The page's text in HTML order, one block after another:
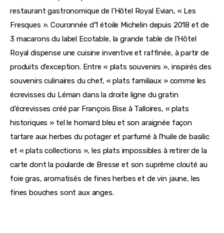
restaurant gastronomique de l’Hôtel Royal Evian, « Les
Fresques ». Couronnée d’1 étoile Michelin depuis 2018 et de
3 macarons du label Ecotable, la grande table de l’Hôtel
Royal dispense une cuisine inventive et raffinée, à partir de
produits d’exception. Entre « plats souvenirs », inspirés des
souvenirs culinaires du chef, « plats familiaux » comme les
écrevisses du Léman dans la droite ligne du gratin
d’écrevisses créé par François Bise à Talloires, « plats
historiques » tel le homard bleu et son araignée façon
tartare aux herbes du potager et parfumé à l’huile de basilic
et « plats collections », les plats impossibles à retirer de la
carte dont la poularde de Bresse et son suprême clouté au
foie gras, aromatisés de fines herbes et de vin jaune, les
fines bouches sont aux anges.